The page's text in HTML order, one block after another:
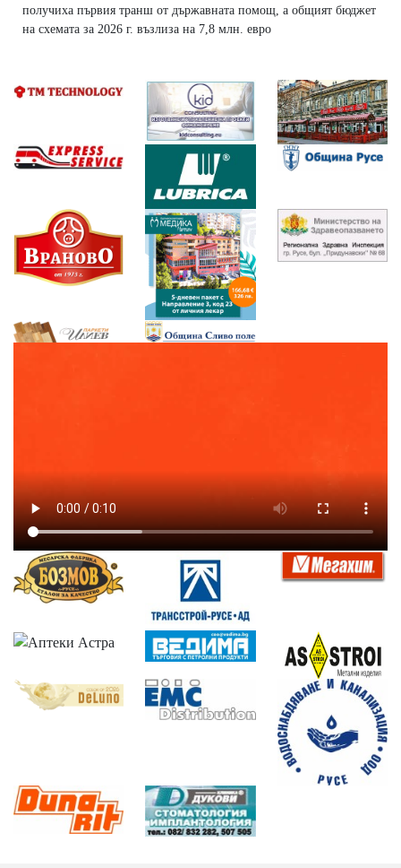
получиха първия транш от държавната помощ, а общият бюджет
на схемата за 2026 г. възлиза на 7,8 млн. евро